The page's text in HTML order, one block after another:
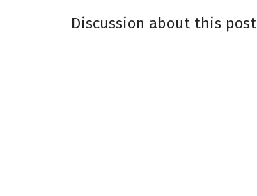
Discussion about this post